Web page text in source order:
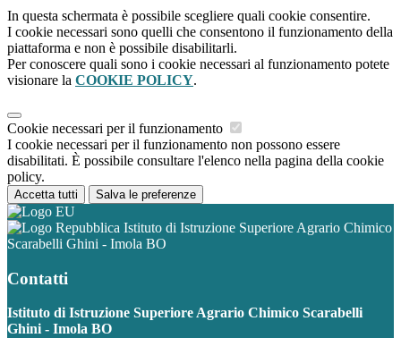
In questa schermata è possibile scegliere quali cookie consentire.
I cookie necessari sono quelli che consentono il funzionamento della
piattaforma e non è possibile disabilitarli.
Per conoscere quali sono i cookie necessari al funzionamento potete
visionare la COOKIE POLICY.
Cookie necessari per il funzionamento
I cookie necessari per il funzionamento non possono essere
disabilitati. È possibile consultare l'elenco nella pagina della cookie
policy.
Accetta tutti Salva le preferenze
Istituto di Istruzione Superiore Agrario Chimico
Scarabelli Ghini - Imola BO
Contatti
Istituto di Istruzione Superiore Agrario Chimico Scarabelli
Ghini - Imola BO